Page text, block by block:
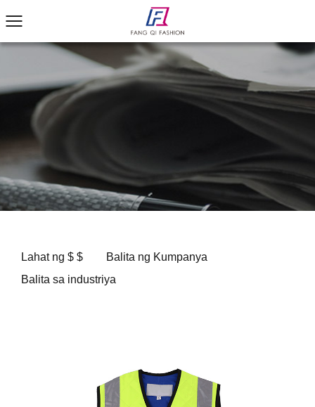
Lahat ng $ $
Balita ng Kumpanya
Balita sa industriya